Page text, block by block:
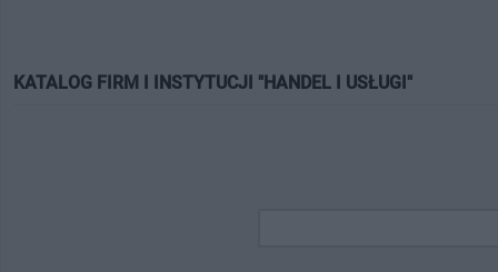
KATALOG FIRM I INSTYTUCJI "HANDEL I USŁUGI"